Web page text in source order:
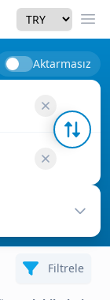
Currency
Aktarmasız
Filtrele